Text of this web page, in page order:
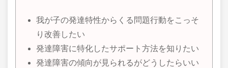
我が子の発達特性からくる問題行動をこっそ
り改善したい
発達障害に特化したサポート方法を知りたい
発達障害の傾向が見られるがどうしたらいい